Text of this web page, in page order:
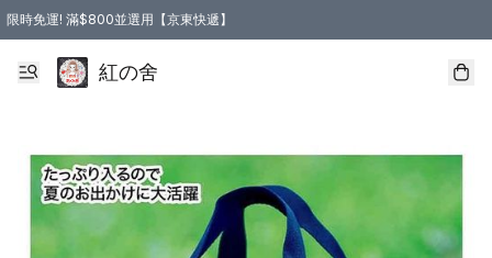
限時免運! 滿$800並選用【京東快遞】
紅の舍